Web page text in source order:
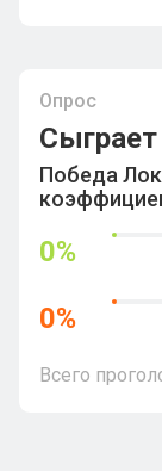
Опрос
Сыграет
Победа
0%
0%
Всего